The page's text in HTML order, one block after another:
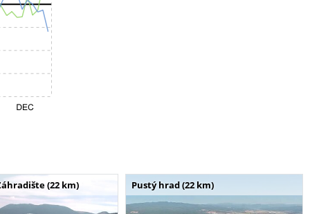
(22 km) Pustý hrad (22 km)